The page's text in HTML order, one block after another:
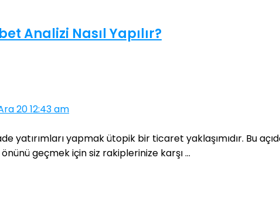
Analizi Nasıl Yapılır?
20 12:43 am
yatırımları yapmak ütopik bir ticaret yaklaşımıdır. Bu
geçmek için siz rakiplerinize karşı ...